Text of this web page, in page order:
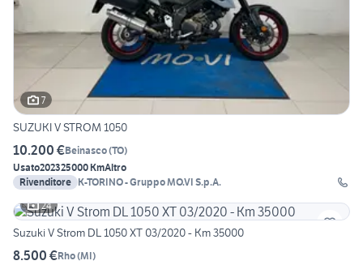
7
SUZUKI V STROM 1050
10.200 €Beinasco(TO)
Usato202325000 KmAltro
Rivenditore K-TORINO - Gruppo MO.VI S.p.A.
24
Suzuki V Strom DL 1050 XT 03/2020 - Km 35000
8.500 €Rho(MI)